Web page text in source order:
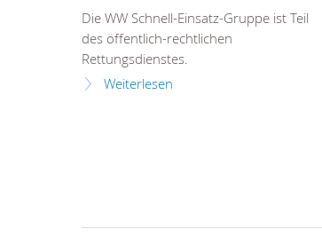
Die WW Schnell-Einsatz-Gruppe ist Teil
des öffentlich-rechtlichen
Rettungsdienstes.
Weiterlesen